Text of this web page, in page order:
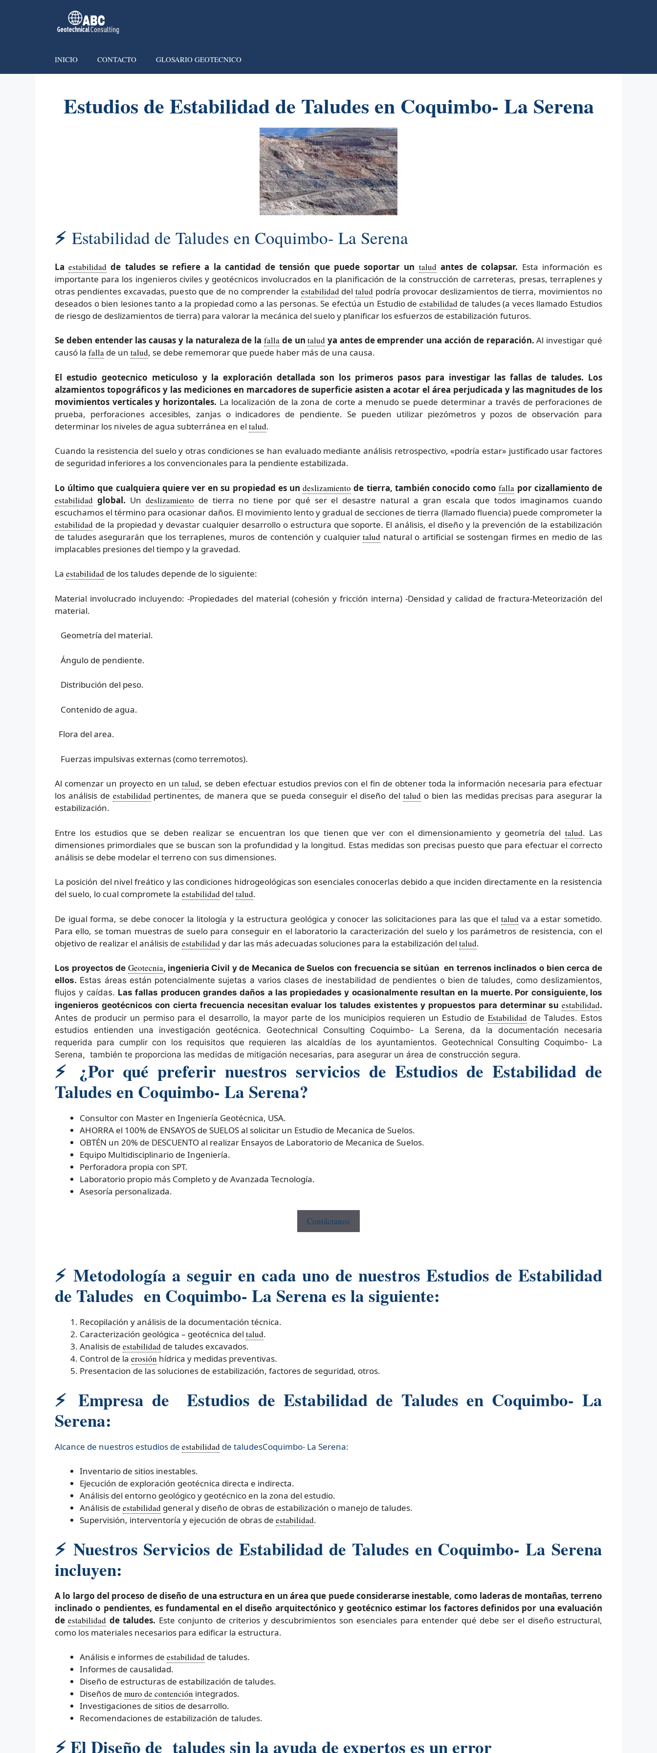
INICIO CONTACTO GLOSARIO GEOTECNICO
Estudios de Estabilidad de Taludes en Coquimbo- La Serena
⚡ Estabilidad de Taludes en Coquimbo- La Serena
Laestabilidad de taludes se refiere a la cantidad de tensión que puede soportar un talud antes de colapsar. Esta información es
importante para los ingenieros civiles y geotécnicos involucrados en la planificación de la construcción de carreteras, presas, terraplenes y
otras pendientes excavadas, puesto que de no comprender la estabilidad deltalud podría provocar deslizamientos de tierra, movimientos no
deseados o bien lesiones tanto a la propiedad como a las personas. Se efectúa un Estudio de estabilidad de taludes (a veces llamado Estudios
de riesgo de deslizamientos de tierra) para valorar la mecánica del suelo y planificar los esfuerzos de estabilización futuros.
Se deben entender las causas y la naturaleza de la fallade untalud ya antes de emprender una acción de reparación. Al investigar qué
causó la falla de un talud, se debe rememorar que puede haber más de una causa.
El estudio geotecnico meticuloso y la exploración detallada son los primeros pasos para investigar las fallas de taludes. Los
alzamientos topográficos y las mediciones en marcadores de superficie asisten a acotar el área perjudicada y las magnitudes de los
movimientos verticales y horizontales. La localización de la zona de corte a menudo se puede determinar a través de perforaciones de
prueba, perforaciones accesibles, zanjas o indicadores de pendiente. Se pueden utilizar piezómetros y pozos de observación para
determinar los niveles de agua subterránea en el talud.
Cuando la resistencia del suelo y otras condiciones se han evaluado mediante análisis retrospectivo, «podría estar» justificado usar factores
de seguridad inferiores a los convencionales para la pendiente estabilizada.
Lo último que cualquiera quiere ver en su propiedad es undeslizamiento de tierra, también conocido comofalla por cizallamiento de
estabilidad global. Un deslizamiento de tierra no tiene por qué ser el desastre natural a gran escala que todos imaginamos cuando
escuchamos el término para ocasionar daños. El movimiento lento y gradual de secciones de tierra (llamado fluencia) puede comprometer la
estabilidad de la propiedad y devastar cualquier desarrollo o estructura que soporte. El análisis, el diseño y la prevención de la estabilización
de taludes asegurarán que los terraplenes, muros de contención y cualquiertalud natural o artificial se sostengan firmes en medio de las
implacables presiones del tiempo y la gravedad.
La estabilidad de los taludes depende de lo siguiente:
Material involucrado incluyendo: -Propiedades del material (cohesión y fricción interna) -Densidad y calidad de fractura-Meteorización del
material.
Geometría del material.
Ángulo de pendiente.
Distribución del peso.
Contenido de agua.
Flora del area.
Fuerzas impulsivas externas (como terremotos).
Al comenzar un proyecto en un talud, se deben efectuar estudios previos con el fin de obtener toda la información necesaria para efectuar
los análisis de estabilidad pertinentes, de manera que se pueda conseguir el diseño deltalud o bien las medidas precisas para asegurar la
estabilización.
Entre los estudios que se deben realizar se encuentran los que tienen que ver con el dimensionamiento y geometría del talud. Las
dimensiones primordiales que se buscan son la profundidad y la longitud. Estas medidas son precisas puesto que para efectuar el correcto
análisis se debe modelar el terreno con sus dimensiones.
La posición del nivel freático y las condiciones hidrogeológicas son esenciales conocerlas debido a que inciden directamente en la resistencia
del suelo, lo cual compromete la estabilidad del talud.
De igual forma, se debe conocer la litología y la estructura geológica y conocer las solicitaciones para las que el talud va a estar sometido.
Para ello, se toman muestras de suelo para conseguir en el laboratorio la caracterización del suelo y los parámetros de resistencia, con el
objetivo de realizar el análisis de estabilidad y dar las más adecuadas soluciones para la estabilización del talud.
Los proyectos de Geotecnia, ingenieria Civil y de Mecanica de Suelos con frecuencia se sitúan en terrenos inclinados o bien cerca de
ellos. Estas áreas están potencialmente sujetas a varios clases de inestabilidad de pendientes o bien de taludes, como deslizamientos,
flujos y caídas. Las fallas producen grandes daños a las propiedades y ocasionalmente resultan en la muerte. Por consiguiente, los
ingenieros geotécnicos con cierta frecuencia necesitan evaluar los taludes existentes y propuestos para determinar su estabilidad.
Antes de producir un permiso para el desarrollo, la mayor parte de los municipios requieren un Estudio de Estabilidad de Taludes. Estos
estudios entienden una investigación geotécnica. Geotechnical Consulting Coquimbo- La Serena, da la documentación necesaria
requerida para cumplir con los requisitos que requieren las alcaldías de los ayuntamientos. Geotechnical Consulting Coquimbo- La
Serena, también te proporciona las medidas de mitigación necesarias, para asegurar un área de construcción segura.
⚡ ¿Por qué preferir nuestros servicios de Estudios de Estabilidad de
Taludes en Coquimbo- La Serena?
Consultor con Master en Ingeniería Geotécnica, USA.
AHORRA el 100% de ENSAYOS de SUELOS al solicitar un Estudio de Mecanica de Suelos.
OBTÉN un 20% de DESCUENTO al realizar Ensayos de Laboratorio de Mecanica de Suelos.
Equipo Multidisciplinario de Ingeniería.
Perforadora propia con SPT.
Laboratorio propio más Completo y de Avanzada Tecnología.
Asesoría personalizada.
Contáctanos
⚡ Metodología a seguir en cada uno de nuestros Estudios de Estabilidad
de Taludes en Coquimbo- La Serena es la siguiente:
Recopilación y análisis de la documentación técnica.
Caracterización geológica – geotécnica del talud.
Analisis de estabilidad de taludes excavados.
Control de la erosión hídrica y medidas preventivas.
Presentacion de las soluciones de estabilización, factores de seguridad, otros.
⚡ Empresa de Estudios de Estabilidad de Taludes en Coquimbo- La
Serena:
Alcance de nuestros estudios de estabilidad de taludesCoquimbo- La Serena:​
Inventario de sitios inestables.
Ejecución de exploración geotécnica directa e indirecta.
Análisis del entorno geológico y geotécnico en la zona del estudio.
Análisis de estabilidad general y diseño de obras de estabilización o manejo de taludes.
Supervisión, interventoría y ejecución de obras de estabilidad.
⚡ Nuestros Servicios de Estabilidad de Taludes en Coquimbo- La Serena
incluyen:
A lo largo del proceso de diseño de una estructura en un área que puede considerarse inestable, como laderas de montañas, terreno
inclinado o pendientes, es fundamental en el diseño arquitectónico y geotécnico estimar los factores definidos por una evaluación
deestabilidad de taludes. Este conjunto de criterios y descubrimientos son esenciales para entender qué debe ser el diseño estructural,
como los materiales necesarios para edificar la estructura.
Análisis e informes de estabilidad de taludes.
Informes de causalidad.
Diseño de estructuras de estabilización de taludes.
Diseños de muro de contención integrados.
Investigaciones de sitios de desarrollo.
Recomendaciones de estabilización de taludes.
⚡El Diseño de taludes sin la ayuda de expertos es un error